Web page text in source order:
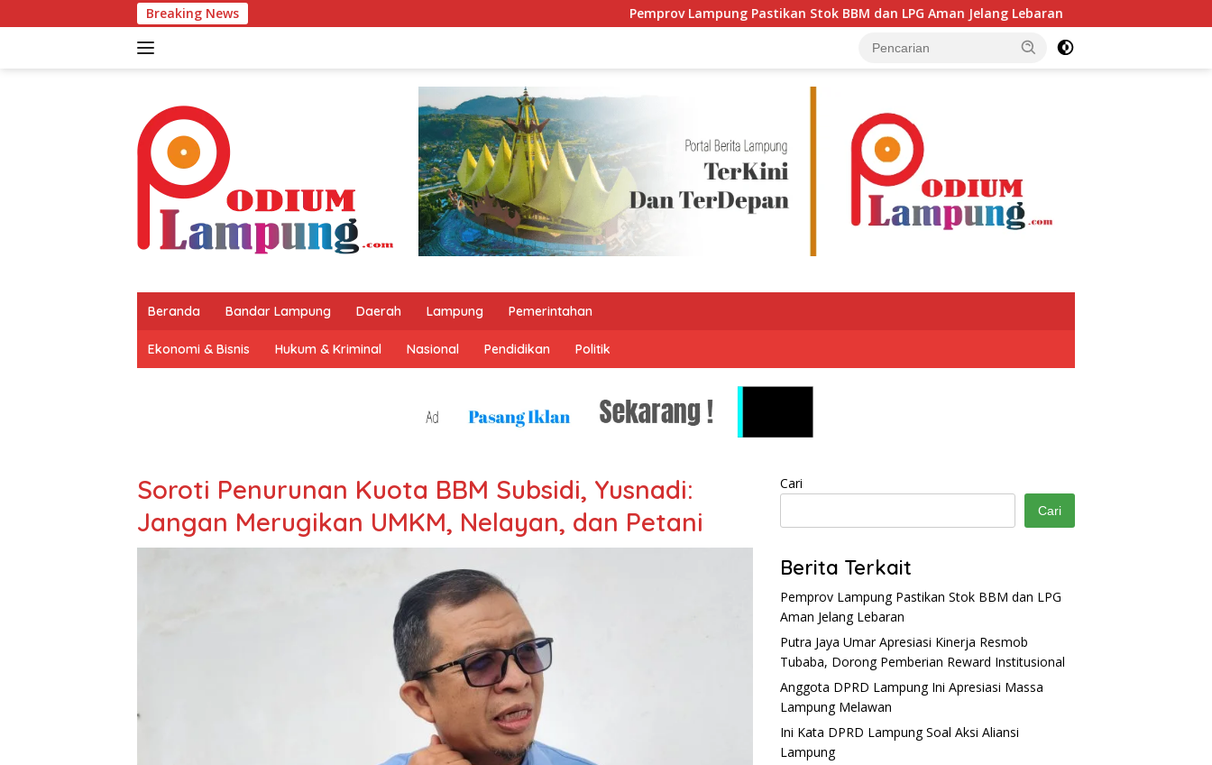
ke
Breaking News Pemprov Lampung Pastikan Stok BBM dan LPG Aman Jelang Lebaran
Beranda Bandar Lampung Daerah Lampung Pemerintahan
Ekonomi & Bisnis Hukum & Kriminal Nasional Pendidikan Politik
Soroti Penurunan Kuota BBM Subsidi, Yusnadi:
Jangan Merugikan UMKM, Nelayan, dan Petani
Cari
Cari
Berita Terkait
Pemprov Lampung Pastikan Stok BBM dan LPG
Aman Jelang Lebaran
Putra Jaya Umar Apresiasi Kinerja Resmob
Tubaba, Dorong Pemberian Reward Institusional
Anggota DPRD Lampung Ini Apresiasi Massa
Lampung Melawan
Ini Kata DPRD Lampung Soal Aksi Aliansi
Lampung